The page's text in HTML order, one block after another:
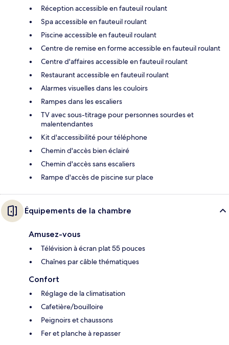
Réception accessible en fauteuil roulant
Spa accessible en fauteuil roulant
Piscine accessible en fauteuil roulant
Centre de remise en forme accessible en fauteuil roulant
Centre d'affaires accessible en fauteuil roulant
Restaurant accessible en fauteuil roulant
Alarmes visuelles dans les couloirs
Rampes dans les escaliers
TV avec sous-titrage pour personnes sourdes et
malentendantes
Kit d'accessibilité pour téléphone
Chemin d'accès bien éclairé
Chemin d'accès sans escaliers
Rampe d'accès de piscine sur place
Équipements de la chambre
Amusez-vous
Télévision à écran plat 55 pouces
Chaînes par câble thématiques
Confort
Réglage de la climatisation
Cafetière/bouilloire
Peignoirs et chaussons
Fer et planche à repasser